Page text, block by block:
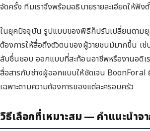
จัดครั้ง ทีมเราจึงพร้อมอธิบายรายละเอียดให้ฟั
ในยุคปัจจุบัน รูปแบบของพิธีก็ปรับเปลี่ยนตาม
ต้องการให้สื่อถึงตัวตนของผู้วายชนม์มากขึ้น เ
ลับชื่นชอบ ออกแบบที่สะท้อนอาชีพหรืองานอดิเร
สื่อสารกับช่างผู้ออกแบบให้ชัดเจน
เฉพาะตามความต้องการของแต่ละครอบครัว
วิธีเลือกที่เหมาะสม — คำแนะนำจ